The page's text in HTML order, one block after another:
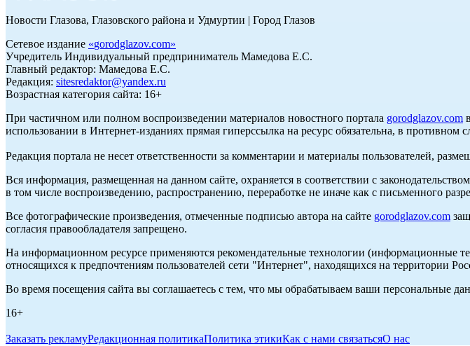
Новости Глазова, Глазовского района и Удмуртии | Город Глазов
Сетевое издание «gorodglazov.com»
Учредитель Индивидуальный предприниматель Мамедова Е.С.
Главный редактор: Мамедова Е.С.
Редакция: sitesredaktor@yandex.ru
Возрастная категория сайта: 16+
При частичном или полном воспроизведении материалов новостного портала gorodglazov.com
использовании в Интернет-изданиях прямая гиперссылка на ресурс обязательна, в
Редакция портала не несет ответственности за комментарии и материалы пользователей,
Вся информация, размещенная на данном сайте, охраняется в соответствии с
в том числе воспроизведению, распространению, переработке не иначе как с письменного
Все фотографические произведения, отмеченные подписью автора на сайте gorodglazov.com
согласия правообладателя запрещено.
На информационном ресурсе применяются рекомендательные технологии (информационные
относящихся к предпочтениям пользователей сети "Интернет", находящихся на территории
Во время посещения сайта вы соглашаетесь с тем, что мы обрабатываем ваши персональные
16+
Заказать рекламуРедакционная политикаПолитика этикиКак с нами связатьсяО нас